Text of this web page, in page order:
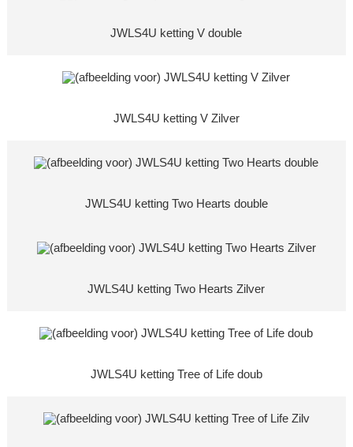
JWLS4U ketting V double
JWLS4U ketting V Zilver
JWLS4U ketting Two Hearts double
JWLS4U ketting Two Hearts Zilver
JWLS4U ketting Tree of Life doub